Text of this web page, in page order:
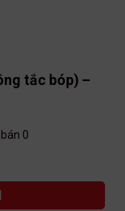
tắc bóp) –
0